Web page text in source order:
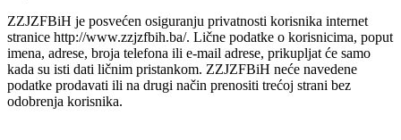
ZZJZFBiH je posvećen osiguranju privatnosti korisnika internet
stranice http://www.zzjzfbih.ba/. Lične podatke o korisnicima, poput
imena, adrese, broja telefona ili e-mail adrese, prikupljat će samo
kada su isti dati ličnim pristankom. ZZJZFBiH neće navedene
podatke prodavati ili na drugi način prenositi trećoj strani bez
odobrenja korisnika.